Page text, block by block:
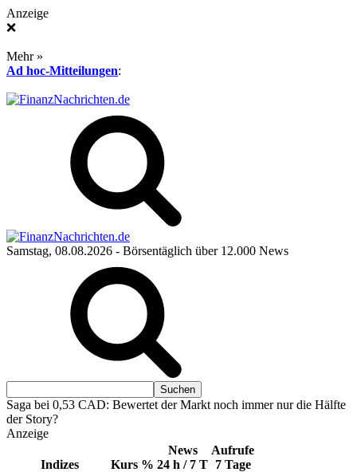
Anzeige
❌
Mehr »
Ad hoc-Mitteilungen:
Samstag, 08.08.2026 - Börsentäglich über 12.000 News
Saga bei 0,53 CAD: Bewertet der Markt noch immer nur die Hälfte
der Story?
Anzeige
Indizes Kurs %
News
24 h / 7 T
Aufrufe
7 Tage